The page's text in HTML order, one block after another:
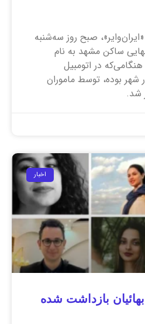
صبح روز سه‌شنبه
بهایی ساکن مشهد به نام
در اتومبیل
بوده، توسط ماموران
شد.
اخبار
بازداشت شده